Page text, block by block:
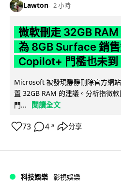
Lawton 2 小時
微軟刪走 32GB
為 8GB Surface 銷
Copilot+ 門檻也未到
Microsoft 被發現靜靜刪除官方網
置 32GB RAM 的建議。分析指微
門...
閱讀全文
73 4 ↗ 分享
科技娛樂 影視娛樂